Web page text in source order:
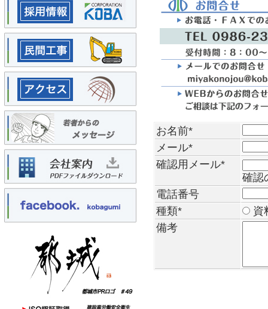
お名前*
メール*
確認用メール*
確認
電話番号
種類*
資
備考